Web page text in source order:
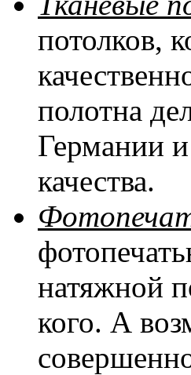
потолков,
полотна
Германии
качества.
натяжной
кого. А